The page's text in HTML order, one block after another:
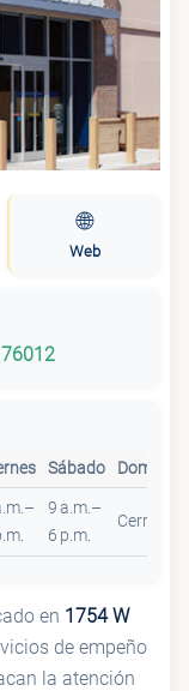
🌐
Web
Sábado Domingo
9 a.m.–
6 p.m.
Cerrado
en 1754 W
de empeño
la atención